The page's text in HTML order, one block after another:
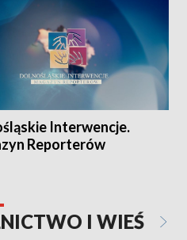
Interwencje.
Reporterów
I WIEŚ